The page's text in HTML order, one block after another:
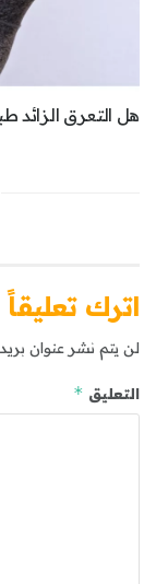
هل التعرق الزائد
اترك تعليقاً
لن يتم نشر عنوان
التعليق *